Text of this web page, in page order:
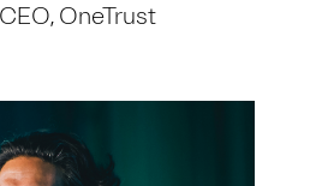
CEO, OneTrust